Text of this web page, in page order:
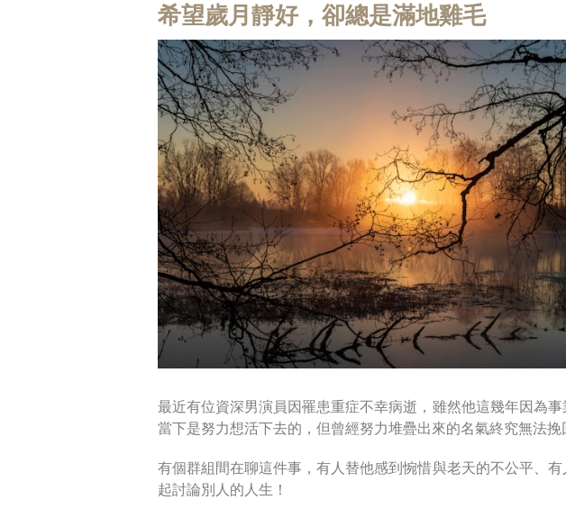
希望歲月靜好，卻總是滿地雞毛
最近有位資深男演員因罹患重症不幸病逝，雖然他這幾年因為
當下是努力想活下去的，但曾經努力堆疊出來的名氣終究無法
有個群組間在聊這件事，有人替他感到惋惜與老天的不公平、
起討論別人的人生！